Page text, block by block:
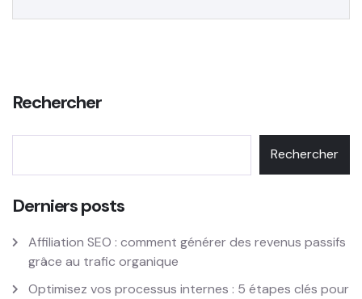
Rechercher
Rechercher
Derniers posts
Affiliation SEO : comment générer des revenus passifs
grâce au trafic organique
Optimisez vos processus internes : 5 étapes clés pour